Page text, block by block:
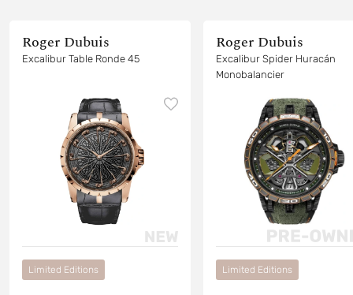
Roger Dubuis
Excalibur Table Ronde 45
Limited Editions
Roger Dubuis
Excalibur Spider Huracán
Monobalancier
Limited Editions